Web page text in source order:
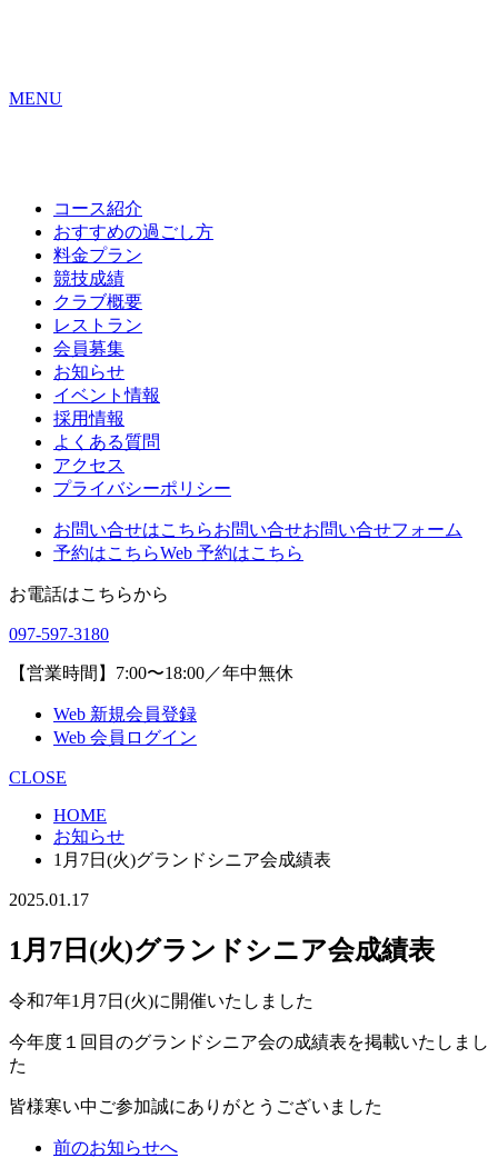
MENU
コース紹介
おすすめの過ごし方
料金プラン
競技成績
クラブ概要
レストラン
会員募集
お知らせ
イベント情報
採用情報
よくある質問
アクセス
プライバシーポリシー
お問い合せはこちらお問い合せお問い合せフォーム
予約はこちらWeb 予約はこちら
お電話はこちらから
097-597-3180
【営業時間】7:00〜18:00／年中無休
Web 新規会員登録
Web 会員ログイン
CLOSE
HOME
お知らせ
1月7日(火)グランドシニア会成績表
2025.01.17
1月7日(火)グランドシニア会成績表
令和7年1月7日(火)に開催いたしました
今年度１回目のグランドシニア会の成績表を掲載いたしまし
た
皆様寒い中ご参加誠にありがとうございました
前のお知らせへ